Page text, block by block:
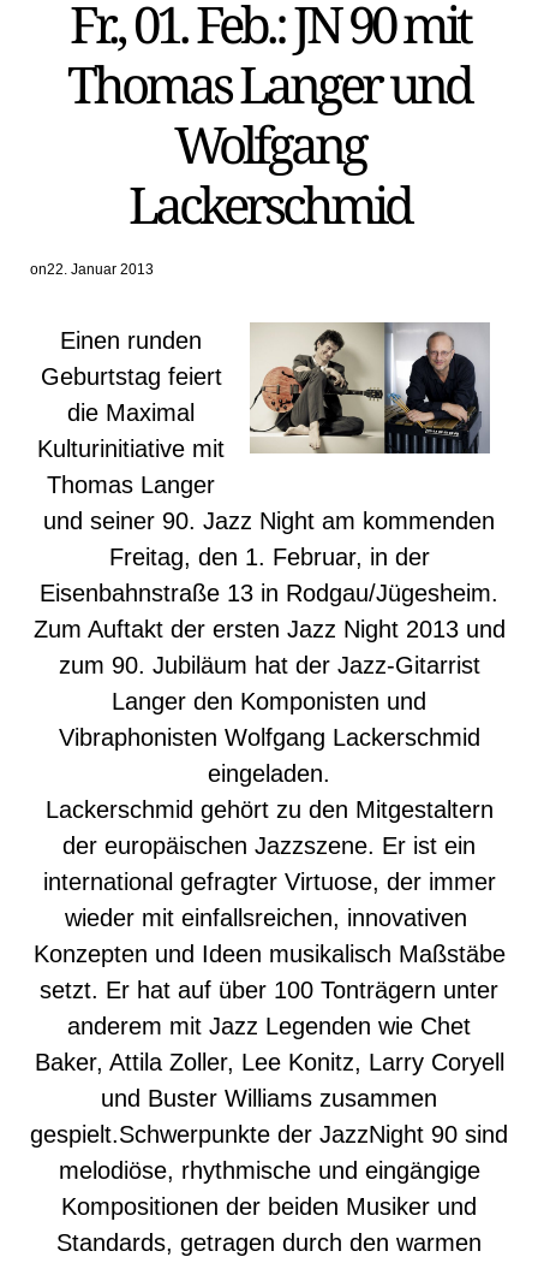
Fr., 01. Feb.: JN 90 mit
Thomas Langer und
Wolfgang
Lackerschmid
on22. Januar 2013
Einen runden
Geburtstag feiert
die Maximal
Kulturinitiative mit
Thomas Langer
und seiner 90. Jazz Night am kommenden
Freitag, den 1. Februar, in der
Eisenbahnstraße 13 in Rodgau/Jügesheim.
Zum Auftakt der ersten Jazz Night 2013 und
zum 90. Jubiläum hat der Jazz-Gitarrist
Langer den Komponisten und
Vibraphonisten Wolfgang Lackerschmid
eingeladen.
Lackerschmid gehört zu den Mitgestaltern
der europäischen Jazzszene. Er ist ein
international gefragter Virtuose, der immer
wieder mit einfallsreichen, innovativen
Konzepten und Ideen musikalisch Maßstäbe
setzt. Er hat auf über 100 Tonträgern unter
anderem mit Jazz Legenden wie Chet
Baker, Attila Zoller, Lee Konitz, Larry Coryell
und Buster Williams zusammen
gespielt.Schwerpunkte der JazzNight 90 sind
melodiöse, rhythmische und eingängige
Kompositionen der beiden Musiker und
Standards, getragen durch den warmen